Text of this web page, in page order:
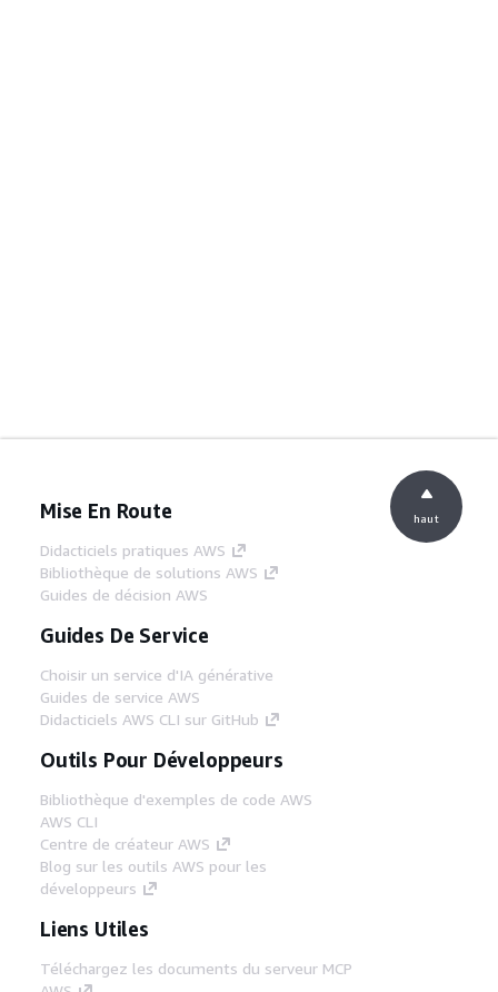
Mise En Route
Didacticiels pratiques AWS
Bibliothèque de solutions AWS
Guides de décision AWS
Guides De Service
Choisir un service d'IA générative
Guides de service AWS
Didacticiels AWS CLI sur GitHub
Outils Pour Développeurs
Bibliothèque d'exemples de code AWS
AWS CLI
Centre de créateur AWS
Blog sur les outils AWS pour les
développeurs
Liens Utiles
Téléchargez les documents du serveur MCP
haut